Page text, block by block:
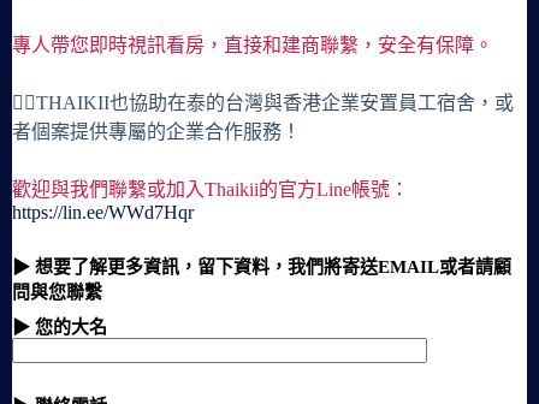
專人帶您即時視訊看房，直接和建商聯繫，安全有保障。
🙋‍♀️THAIKII也協助在泰的台灣與香港企業安置員工宿舍，或
者個案提供專屬的企業合作服務！
歡迎與我們聯繫或加入Thaikii的官方Line帳號：
https://lin.ee/WWd7Hqr
▶ 想要了解更多資訊，留下資料，我們將寄送EMAIL或者請顧
問與您聯繫
▶ 您的大名